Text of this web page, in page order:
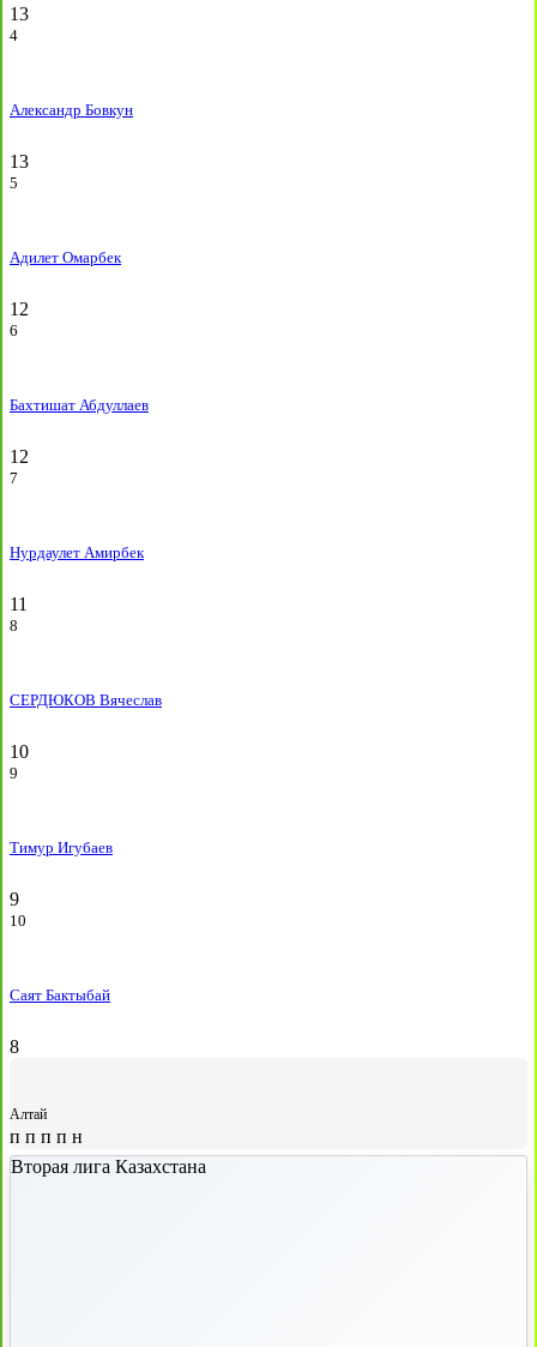
13
4
Александр Бовкун
13
5
Адилет Омарбек
12
6
Бахтишат Абдуллаев
12
7
Нурдаулет Амирбек
11
8
СЕРДЮКОВ Вячеслав
10
9
Тимур Игубаев
9
10
Саят Бактыбай
8
Алтай
п п п п н
Вторая лига Казахстана